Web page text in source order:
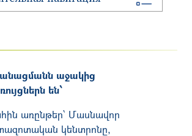
աջակից
են՝
առընթեր՝ Մասնավոր
կենտրոնը,